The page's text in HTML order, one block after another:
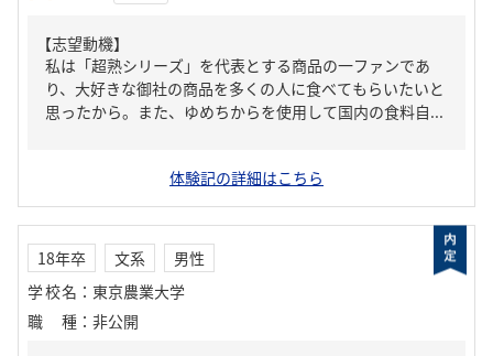
【志望動機】
私は「超熟シリーズ」を代表とする商品の一ファンであ
り、大好きな御社の商品を多くの人に食べてもらいたいと
思ったから。また、ゆめちからを使用して国内の食料自...
体験記の詳細はこちら
18年卒 文系
男性
学校名 ： 東京農業大学
職種 ： 非公開